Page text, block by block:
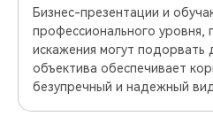
Бизнес-презентации и
профессионального уровня,
искажения могут подорвать
объектива обеспечивает
безупречный и надежный